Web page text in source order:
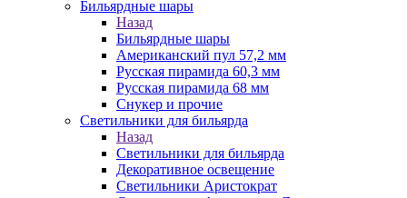
Бильярдные шары
Назад
Бильярдные шары
Американский пул 57,2 мм
Русская пирамида 60,3 мм
Русская пирамида 68 мм
Снукер и прочие
Светильники для бильярда
Назад
Светильники для бильярда
Декоративное освещение
Светильники Аристократ